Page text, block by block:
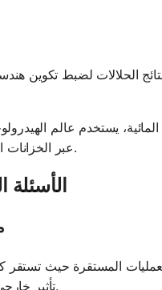
الحلالات لضبط تكوين
يستخدم عالم
عبر الخزانات الجوفية، مما يسمح باتخاذ إجراءات استراتيجية.
الأسئلة
المستقرة حيث تستقر
تأثير خارجي، مما يبرز دورها الحاسم في الفيزياء والهندسة.